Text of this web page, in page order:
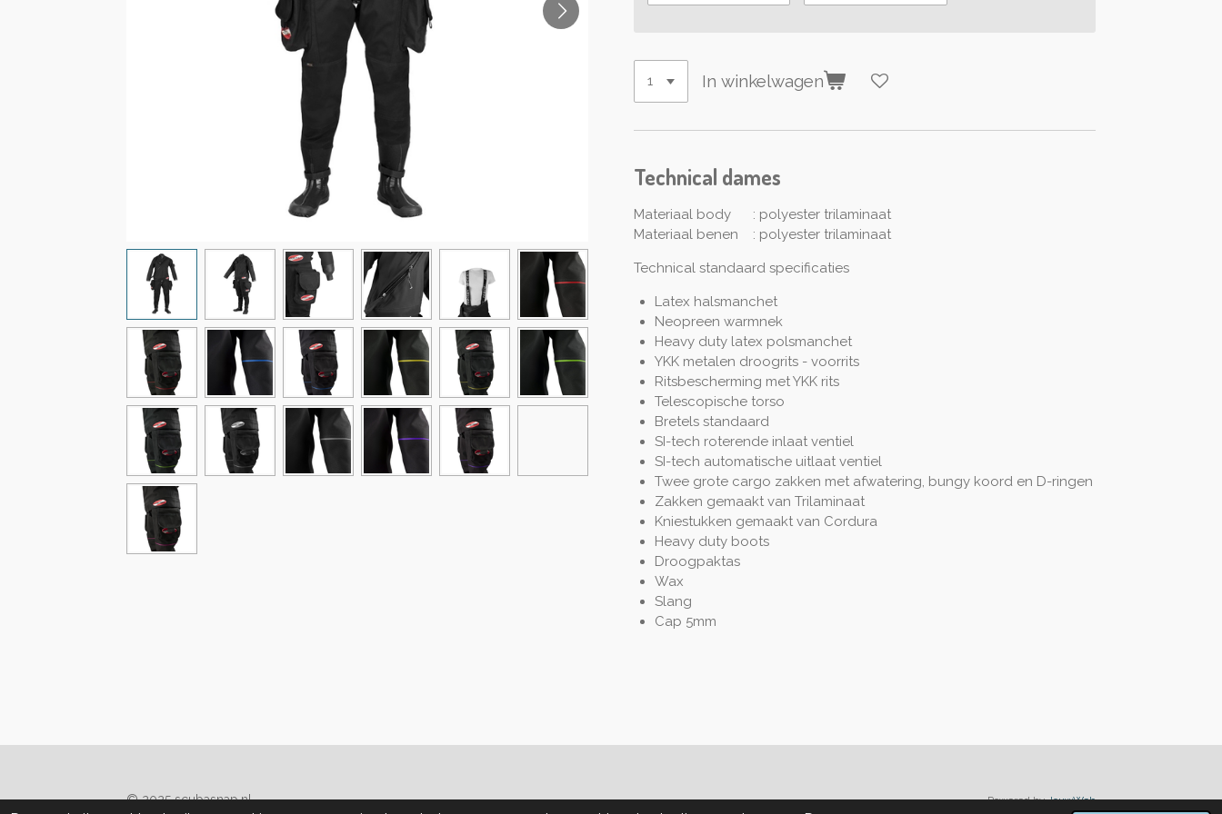
In winkelwagen
Technical dames
Materiaal body : polyester trilaminaat
Materiaal benen : polyester trilaminaat
Technical standaard specificaties
Latex halsmanchet
Neopreen warmnek
Heavy duty latex polsmanchet
YKK metalen droogrits - voorrits
Ritsbescherming met YKK rits
Telescopische torso
Bretels standaard
SI-tech roterende inlaat ventiel
SI-tech automatische uitlaat ventiel
Twee grote cargo zakken met afwatering, bungy koord en D-ringen
Zakken gemaakt van Trilaminaat
Kniestukken gemaakt van Cordura
Heavy duty boots
Droogpaktas
Wax
Slang
Cap 5mm
© 2025 scubasnap.nl Powered byJouwWeb